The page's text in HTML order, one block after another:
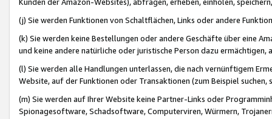
(j) Sie werden Funktionen von Schaltflächen, Links oder andere
(k) Sie werden keine Bestellungen oder andere Geschäfte über eine
und keine andere natürliche oder juristische Person dazu
(l) Sie werden alle Handlungen unterlassen, die nach vernünftigem
Website, auf der Funktionen oder Transaktionen (zum Beispiel
(m) Sie werden auf Ihrer Website keine Partner-Links oder
Spionagesoftware, Schadsoftware, Computerviren, Würmern,